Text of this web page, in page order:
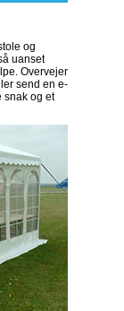
og
uanset
Overvejer
send en e-
og et